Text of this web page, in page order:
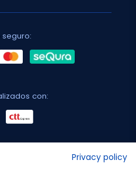
con:
Privacy policy